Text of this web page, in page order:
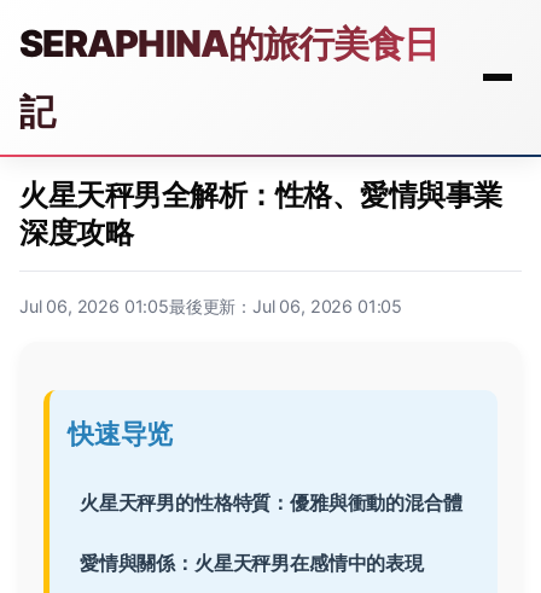
SERAPHINA的旅行美食日
記
火星天秤男全解析：性格、愛情與事業
深度攻略
Jul 06, 2026 01:05最後更新：Jul 06, 2026 01:05
快速导览
火星天秤男的性格特質：優雅與衝動的混合體
愛情與關係：火星天秤男在感情中的表現